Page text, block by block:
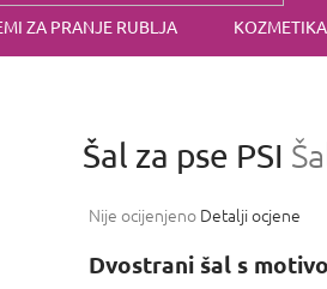
ZA PRANJE RUBLJA KOZMETIKA
Šal za pse PSI
Prosječna
proizvoda
je
Nije ocijenjeno Detalji ocjene
Dvostrani šal s